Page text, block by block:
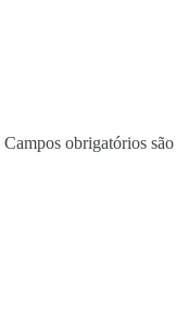
Campos obrigatórios são